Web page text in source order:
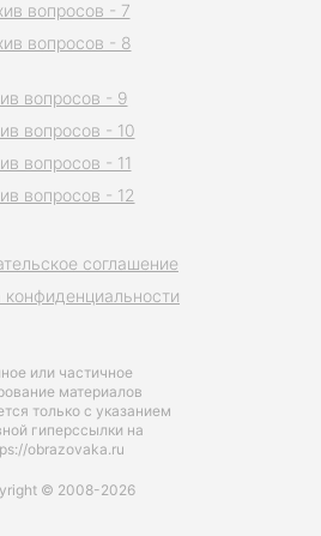
или частичное
материалов
только с указанием
гиперссылки на
obrazovaka.ru
соглашение
конфиденциальности
вопросов - 7
вопросов - 8
вопросов - 9
вопросов - 10
вопросов - 11
вопросов - 12
© 2008-2026